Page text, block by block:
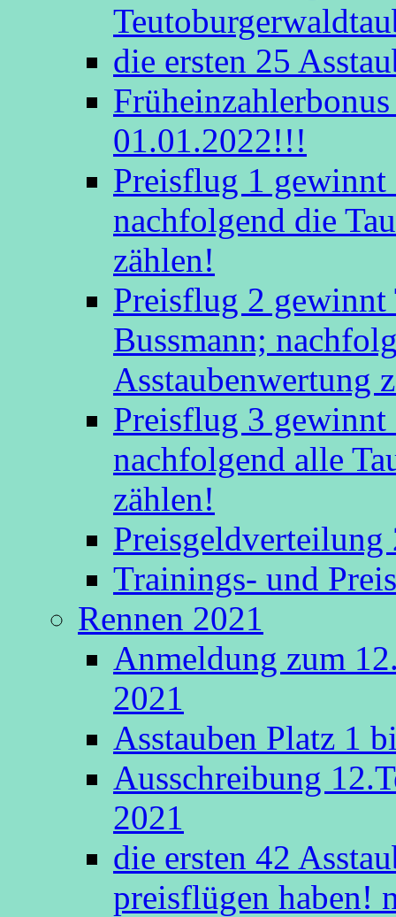
die ersten 25
01.01.2022!!!
Preisflug 1 gewinnt
nachfolgend die
zählen!
Preisflug 2 gewinnt
Bussmann;
Asstaubenwertung
Preisflug 3
nachfolgend alle
zählen!
Preisgeldverteilung
Trainings- und
Rennen 2021
Anmeldung zum
2021
Asstauben Platz 1
Ausschreibung
2021
die ersten 42
preisflügen haben!